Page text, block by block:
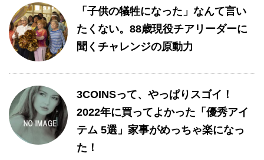
「子供の犠牲になった」なんて言い
たくない。88歳現役チアリーダーに
聞くチャレンジの原動力
3COINSって、やっぱりスゴイ！
2022年に買ってよかった「優秀アイ
テム 5選」家事がめっちゃ楽になっ
た！